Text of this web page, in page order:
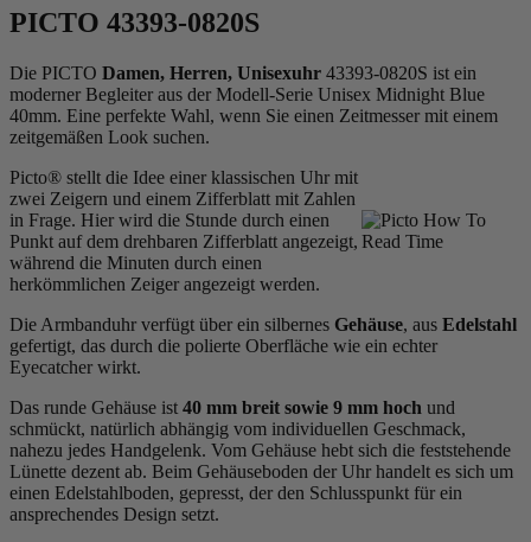
PICTO 43393-0820S
Die PICTO Damen, Herren, Unisexuhr 43393-0820S ist ein
moderner Begleiter aus der Modell-Serie Unisex Midnight Blue
40mm. Eine perfekte Wahl, wenn Sie einen Zeitmesser mit einem
zeitgemäßen Look suchen.
Picto® stellt die Idee einer klassischen Uhr mit
zwei Zeigern und einem Zifferblatt mit Zahlen
in Frage. Hier wird die Stunde durch einen
Punkt auf dem drehbaren Zifferblatt angezeigt,
während die Minuten durch einen
herkömmlichen Zeiger angezeigt werden.
Die Armbanduhr verfügt über ein silbernes Gehäuse, aus Edelstahl
gefertigt, das durch die polierte Oberfläche wie ein echter
Eyecatcher wirkt.
Das runde Gehäuse ist 40 mm breit sowie 9 mm hoch und
schmückt, natürlich abhängig vom individuellen Geschmack,
nahezu jedes Handgelenk. Vom Gehäuse hebt sich die feststehende
Lünette dezent ab. Beim Gehäuseboden der Uhr handelt es sich um
einen Edelstahlboden, gepresst, der den Schlusspunkt für ein
ansprechendes Design setzt.